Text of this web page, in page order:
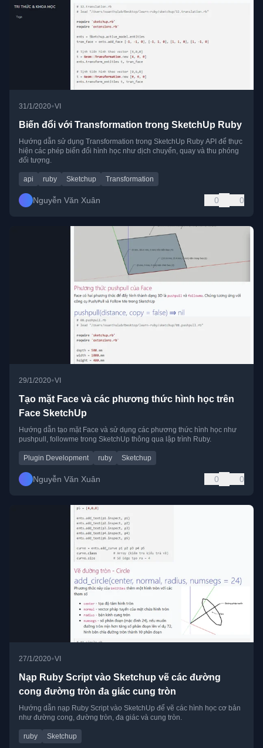
31/1/2020•VI
Biến đổi với Transformation trong SketchUp Ruby
Hướng dẫn sử dụng Transformation trong SketchUp Ruby API để thực
hiện các phép biến đổi hình học như dịch chuyển, quay và thu phóng
đối tượng.
api ruby Sketchup Transformation
Nguyễn Văn Xuân 0 0
29/1/2020•VI
Tạo mặt Face và các phương thức hình học trên
Face SketchUp
Hướng dẫn tạo mặt Face và sử dụng các phương thức hình học như
pushpull, followme trong SketchUp thông qua lập trình Ruby.
Plugin Development ruby Sketchup
Nguyễn Văn Xuân 0 0
27/1/2020•VI
Nạp Ruby Script vào Sketchup vẽ các đường
cong đường tròn đa giác cung tròn
Hướng dẫn nạp Ruby Script vào SketchUp để vẽ các hình học cơ bản
như đường cong, đường tròn, đa giác và cung tròn.
ruby Sketchup